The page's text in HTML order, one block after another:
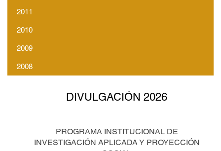
2011
2010
2009
2008
DIVULGACIÓN 2026
PROGRAMA INSTITUCIONAL DE
INVESTIGACIÓN APLICADA Y PROYECCIÓN